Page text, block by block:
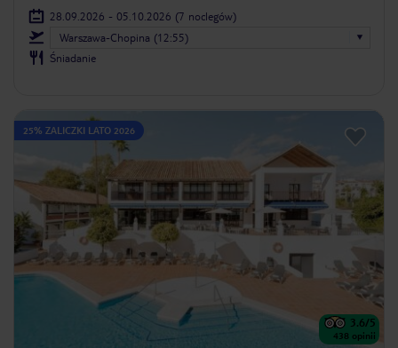
28.09.2026 - 05.10.2026 (7 noclegów)
Warszawa-Chopina (12:55)
Śniadanie
25% ZALICZKI LATO 2026
3.6/5
438 opinii